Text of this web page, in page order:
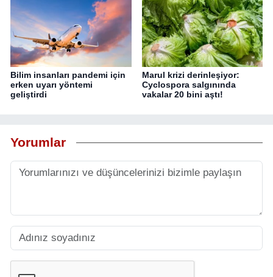
Bilim insanları pandemi için
erken uyarı yöntemi
geliştirdi
Marul krizi derinleşiyor:
Cyclospora salgınında
vakalar 20 bini aştı!
Yorumlar